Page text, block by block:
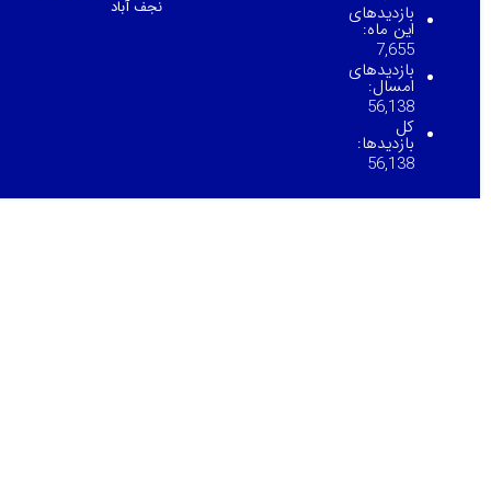
بازدیدهای
این ماه:
7,655
بازدیدهای
امسال:
56,138
کل
بازدیدها:
56,138
نجف آباد